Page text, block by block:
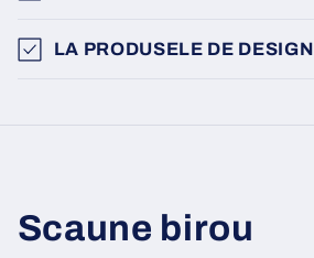
LA PRODUSELE DE DESIGN
Scaune birou